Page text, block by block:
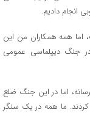
انجام دادیم.
همه همکاران من این
در جنگ دیپلماسی عمومی
اما در این جنگ ضلع
ما همه در یک سنگر